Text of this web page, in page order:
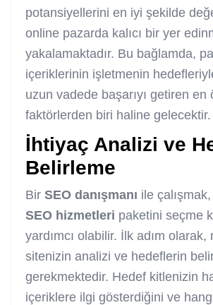
potansiyellerini en iyi şekilde
online pazarda kalıcı bir yer
yakalamaktadır. Bu bağlamda,
içeriklerinin işletmenin
uzun vadede başarıyı getiren en
faktörlerden biri haline gelecektir.
İhtiyaç Analizi ve
Belirleme
Bir SEO danışmanı ile
SEO hizmetleri paketini seçme
yardımcı olabilir. İlk adım
sitenizin analizi ve hedeflerin
gerekmektedir. Hedef kitlenizin
içeriklere ilgi gösterdiğini ve